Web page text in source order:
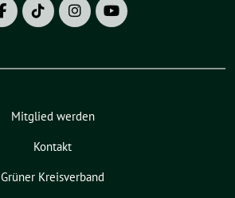
Mitglied werden
Kontakt
Grüner Kreisverband